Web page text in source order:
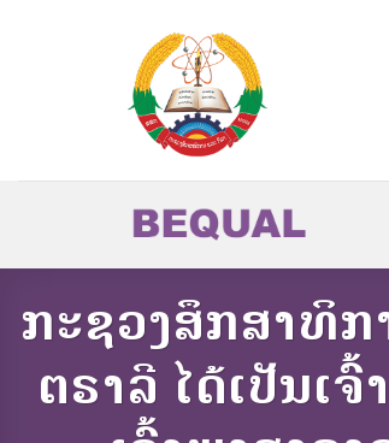
ກະຊວງສຶກສາທິ
ຕຣາລີ ໄດ້ເປັນເ